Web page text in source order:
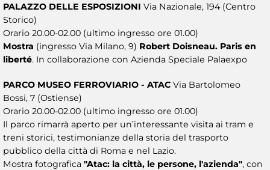
PALAZZO DELLE ESPOSIZIONI Via Nazionale, 194 (Centro
Storico)
Orario 20.00-02.00 (ultimo ingresso ore 01.00)
Mostra (ingresso Via Milano, 9) Robert Doisneau. Paris en
liberté. In collaborazione con Azienda Speciale Palaexpo
PARCO MUSEO FERROVIARIO - ATAC Via Bartolomeo
Bossi, 7 (Ostiense)
Orario 20.00-02.00 (ultimo ingresso ore 01.00)
Il parco rimarrà aperto per un’interessante visita ai tram e
treni storici, testimonianze della storia del trasporto
pubblico della città di Roma e nel Lazio.
Mostra fotografica "Atac: la città, le persone, l'azienda", con